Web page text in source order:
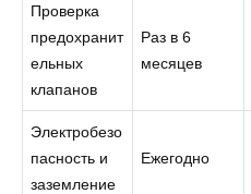
Проверка
предохранит
ельных
клапанов
Раз в 6
месяцев
Электробезо
пасность и
заземление
Ежегодно